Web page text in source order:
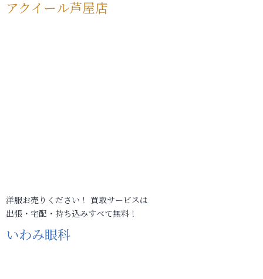
アクイール芦屋店
洋服お売りください！ 買取サービスは
出張・宅配・持ち込みすべて無料！
いわみ眼科